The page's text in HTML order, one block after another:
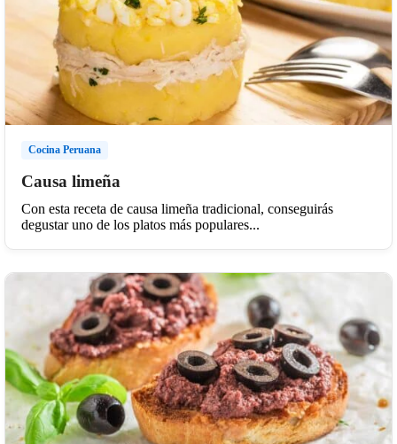
Cocina Peruana
Causa limeña
Con esta receta de causa limeña tradicional, conseguirás
degustar uno de los platos más populares...